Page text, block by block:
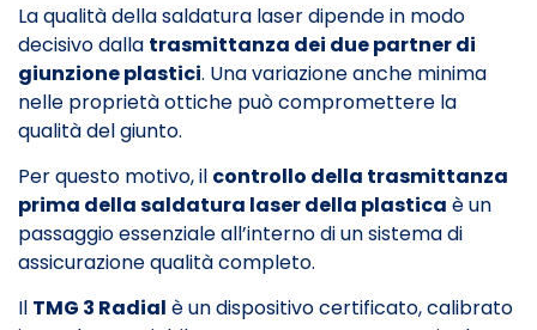
La qualità della saldatura laser dipende in modo
decisivo dalla trasmittanza dei due partner di
giunzione plastici. Una variazione anche minima
nelle proprietà ottiche può compromettere la
qualità del giunto.
Per questo motivo, il controllo della trasmittanza
prima della saldatura laser della plastica è un
passaggio essenziale all’interno di un sistema di
assicurazione qualità completo.
Il TMG 3 Radial è un dispositivo certificato, calibrato